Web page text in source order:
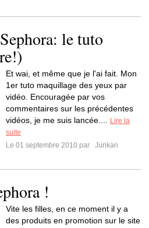
le tuto
Et wai, et même que je l'ai fait. Mon
1er tuto maquillage des yeux par
vidéo. Encouragée par vos
commentaires sur les précédentes
vidéos, je me suis lancée....
Lire la
suite
Le 01 septembre 2010 par
Junkan
!
Vite les filles, en ce moment il y a
des produits en promotion sur le site